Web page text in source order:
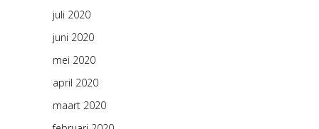
juli 2020
juni 2020
mei 2020
april 2020
maart 2020